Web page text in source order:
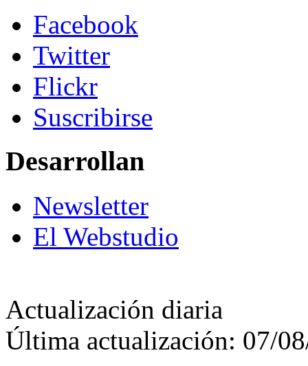
Facebook
Twitter
Flickr
Suscribirse
Desarrollan
Newsletter
El Webstudio
Actualización diaria
Última actualización: 07/